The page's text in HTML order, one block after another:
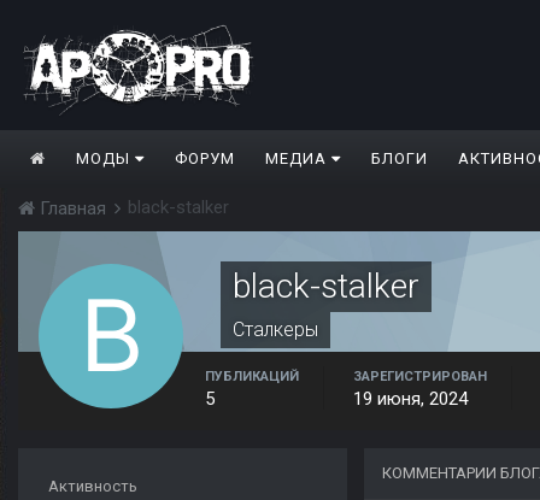
МОДЫ ФОРУМ МЕДИА БЛОГИ
Главная black-stalker
black-stalker
Сталкеры
ПУБЛИКАЦИЙ
5
ЗАРЕГИСТРИРОВАН
19 июня, 2024
Активность
КОММЕНТАРИИ